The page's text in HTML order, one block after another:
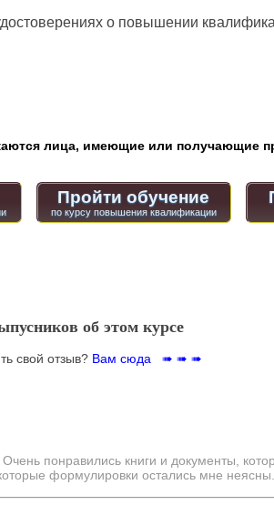
о повышении
лица, имеющие или получающие
Пройти обучение
по курсу повышения квалификации
об этом курсе
свой отзыв? Вам сюда ➠ ➠ ➠
понравились книги и документы,
формулировки остались мне неясны.